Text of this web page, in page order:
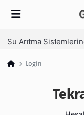
Login